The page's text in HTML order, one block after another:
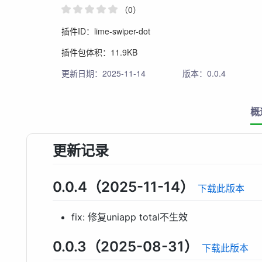
（0）
插件ID：lime-swiper-dot
插件包体积：11.9KB
更新日期：2025-11-14
版本：0.0.4
概
更新记录
0.0.4（2025-11-14） 下载此版本
fix: 修复uniapp total不生效
0.0.3（2025-08-31） 下载此版本